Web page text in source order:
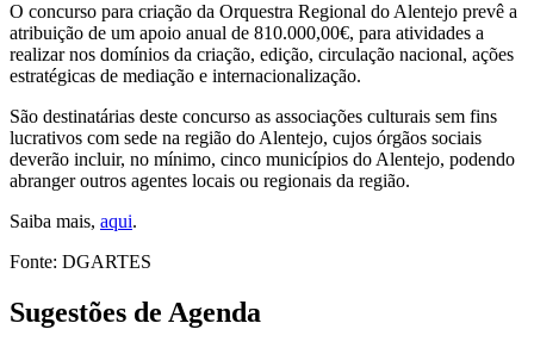
O concurso para criação da Orquestra Regional do Alentejo prevê a
atribuição de um apoio anual de 810.000,00€, para atividades a
realizar nos domínios da criação, edição, circulação nacional, ações
estratégicas de mediação e internacionalização.
São destinatárias deste concurso as associações culturais sem fins
lucrativos com sede na região do Alentejo, cujos órgãos sociais
deverão incluir, no mínimo, cinco municípios do Alentejo, podendo
abranger outros agentes locais ou regionais da região.
Saiba mais, aqui.
Fonte: DGARTES
Sugestões de Agenda